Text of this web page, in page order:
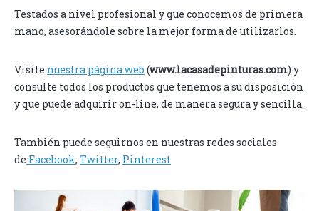
Testados a nivel profesional y que conocemos de primera
mano, asesorándole sobre la mejor forma de utilizarlos.
Visite nuestra página web (www.lacasadepinturas.com) y
consulte todos los productos que tenemos a su disposición
y que puede adquirir on-line, de manera segura y sencilla.
También puede seguirnos en nuestras redes sociales
de Facebook, Twitter, Pinterest